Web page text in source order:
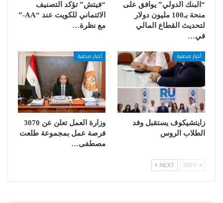
“البنك الدولي” يوافق على
منحة بـ100 مليون دولار
لتحديث القطاع المالي
في…
“فيتش” تؤكد التصنيف
الائتماني للكويت عند “AA-”
مع نظرة…
أخبار صحفية
زايتشيكوف يستقبل وفد
الطلاب الروس
أخبار صحفية
وزارة العمل تعلن عن 3070
فرصة عمل بمجموعة طلعت
مصطفى…
NEXT